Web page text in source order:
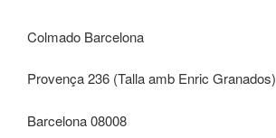
Colmado Barcelona
Provença 236 (Talla amb Enric Granados)
Barcelona 08008